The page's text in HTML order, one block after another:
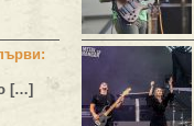
[…]